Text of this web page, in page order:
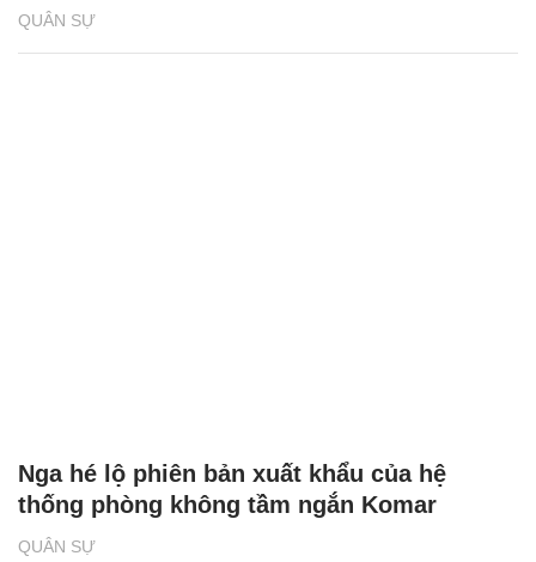
QUÂN SỰ
QUÂN SỰ
Nga hé lộ phiên bản xuất khẩu của hệ
thống phòng không tầm ngắn Komar